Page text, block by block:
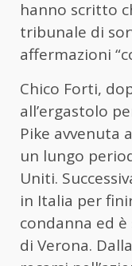
hanno scritto
tribunale di
affermazioni
Chico Forti,
all’ergastolo
Pike avvenuta
un lungo
Uniti.
in Italia per
condanna ed
di Verona.